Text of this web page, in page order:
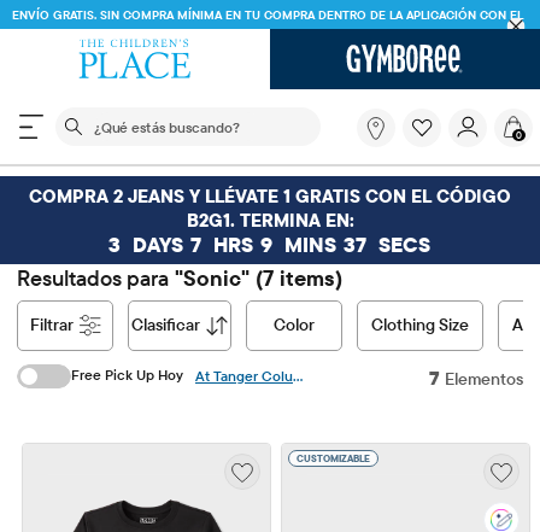
ENVÍO GRATIS. SIN COMPRA MÍNIMA EN TU COMPRA DENTRO DE LA APLICACIÓN CON EL
CÓDIGO
El siguiente campo de búsqueda filtra las
buscando?
0
COMPRA 2 JEANS Y LLÉVATE 1 GRATIS CON EL CÓDIGO
B2G1. TERMINA EN:
3 DAYS 7 HRS 9 MINS 36 SECS
Resultados para "Sonic" (7 items)
filtrar clasificar Color Clothing Size
Free Pick Up Hoy At Tanger Columbus, Sunbury 7 Elementos
CUSTOMIZABLE